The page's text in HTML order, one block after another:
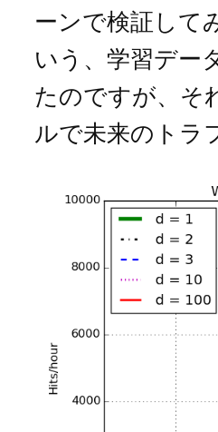
ーンで検証して
いう、学習デー
たのですが、そ
ルで未来のトラ